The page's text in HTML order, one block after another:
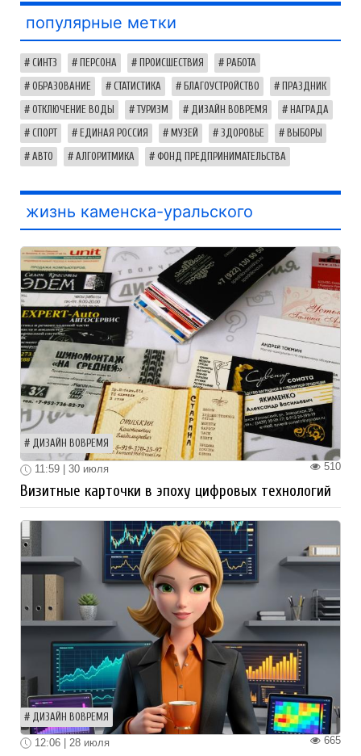
популярные метки
СИНТЗ ПЕРСОНА ПРОИСШЕСТВИЯ РАБОТА
ОБРАЗОВАНИЕ СТАТИСТИКА БЛАГОУСТРОЙСТВО ПРАЗДНИК
ОТКЛЮЧЕНИЕ ВОДЫ ТУРИЗМ ДИЗАЙН ВОВРЕМЯ НАГРАДА
СПОРТ ЕДИНАЯ РОССИЯ МУЗЕЙ ЗДОРОВЬЕ ВЫБОРЫ
АВТО АЛГОРИТМИКА ФОНД ПРЕДПРИНИМАТЕЛЬСТВА
жизнь каменска-уральского
ДИЗАЙН ВОВРЕМЯ
510
11:59 | 30 июля
Визитные карточки в эпоху цифровых технологий
ДИЗАЙН ВОВРЕМЯ
665
12:06 | 28 июля